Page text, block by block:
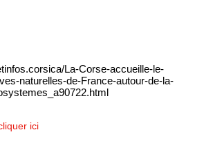
La-Corse-accueille-le-
naturelles-de-France-autour-de-la-
ici